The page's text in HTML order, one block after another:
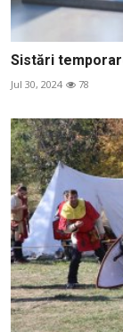
Sistări
Jul 30, 2024 78